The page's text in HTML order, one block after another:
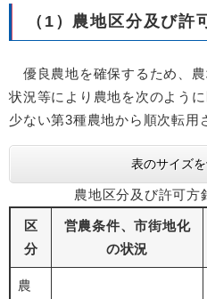
（1）農地区分及び許
優良農地を確保するため、
状況等により農地を次のよう
少ない第3種農地から順次転用
表のサイズ
農地区分及び許可方
区
分
営農条件、市街地化
の状況
農